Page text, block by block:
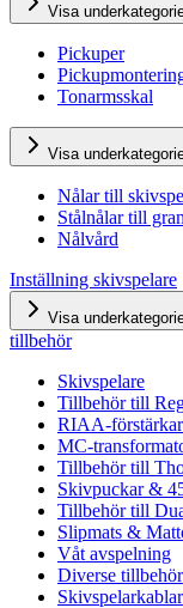
Visa
Pickuper
Tonarmsskal
Visa
Nålar till
Stålnålar till
Nålvård
Inställning skivspelare
Visa
tillbehör
Skivspelare
Tillbehör till
RIAA-
MC-
Tillbehör till
Skivpuckar &
Tillbehör till
Slipmats &
Våt avspelning
Diverse tillbehör
Skivspelarkablar